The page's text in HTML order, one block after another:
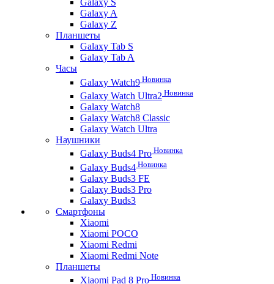
Galaxy S
Galaxy A
Galaxy Z
Планшеты
Galaxy Tab S
Galaxy Tab A
Часы
Galaxy Watch9 Новинка
Galaxy Watch Ultra2 Новинка
Galaxy Watch8
Galaxy Watch8 Classic
Galaxy Watch Ultra
Наушники
Galaxy Buds4 Pro Новинка
Galaxy Buds4 Новинка
Galaxy Buds3 FE
Galaxy Buds3 Pro
Galaxy Buds3
Смартфоны
Xiaomi
Xiaomi POCO
Xiaomi Redmi
Xiaomi Redmi Note
Планшеты
Xiaomi Pad 8 Pro Новинка